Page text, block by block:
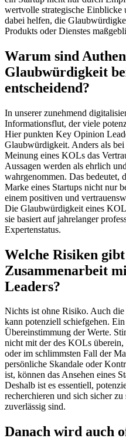
wertvolle strategische Einblicke
dabei helfen, die
Produkts oder Dienstes
Warum sind
Glaubwürdigkeit
entscheidend?
In unserer zunehmend
Informationsflut, der viele
Hier punkten Key Opinion
Glaubwürdigkeit. Anders als
Meinung eines KOLs das
Aussagen werden als ehrlich
wahrgenommen. Das bedeutet,
Marke eines Startups nicht nur
einem positiven und
Die Glaubwürdigkeit eines
sie basiert auf jahrelanger
Expertenstatus.
Welche Risiken
Zusammenarbeit
Leaders?
Nichts ist ohne Risiko. Auch
kann potenziell schiefgehen.
Übereinstimmung der Werte.
nicht mit der des KOLs
oder im schlimmsten Fall der
persönliche Skandale oder
ist, können das Ansehen eines
Deshalb ist es essentiell,
recherchieren und sich sicher
zuverlässig sind.
Danach wird auch